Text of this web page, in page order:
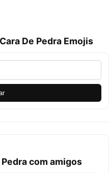
De Pedra Emojis
com amigos